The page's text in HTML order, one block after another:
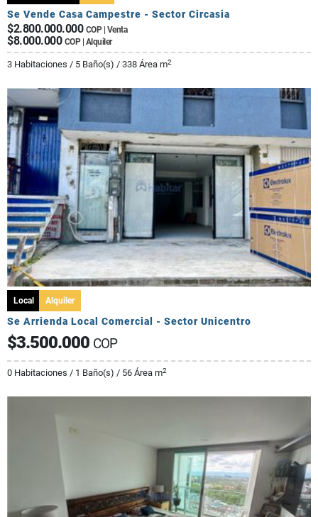
Se Vende Casa Campestre - Sector Circasia
$2.800.000.000 COP | Venta
$8.000.000 COP | Alquiler
3 Habitaciones / 5 Baño(s) / 338 Área m2
Local Alquiler
Se Arrienda Local Comercial - Sector Unicentro
$3.500.000 COP
0 Habitaciones / 1 Baño(s) / 56 Área m2